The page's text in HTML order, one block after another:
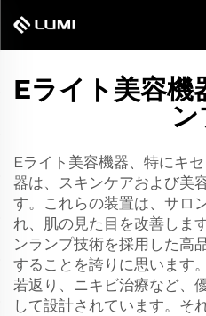
Eライト美容機
Eライト美容機器、特にキ
器は、スキンケアおよび美
す。これらの装置は、サロ
れ、肌の見た目を改善しま
ンランプ技術を採用した高
することを誇りに思います
若返り、ニキビ治療など、
して設計されています。そ